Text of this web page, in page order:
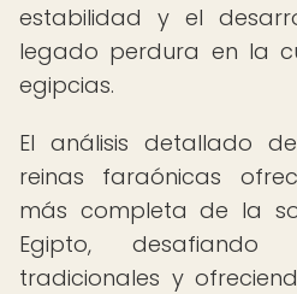
estabilidad y el
legado perdura en la
egipcias.
El análisis detallado
reinas faraónicas
más completa de la
Egipto, desafiando
tradicionales y